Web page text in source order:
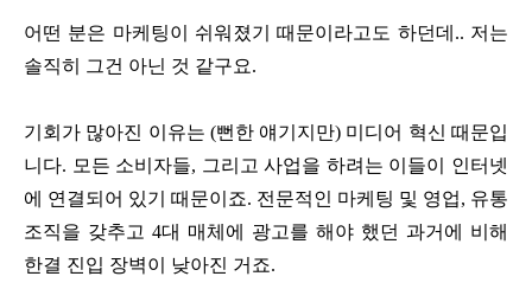
어떤 분은 마케팅이 쉬워졌기 때문이라고도 하던데.. 저는
솔직히 그건 아닌 것 같구요.
기회가 많아진 이유는 (뻔한 얘기지만) 미디어 혁신 때문입
니다. 모든 소비자들, 그리고 사업을 하려는 이들이 인터넷
에 연결되어 있기 때문이죠. 전문적인 마케팅 및 영업, 유통
조직을 갖추고 4대 매체에 광고를 해야 했던 과거에 비해
한결 진입 장벽이 낮아진 거죠.